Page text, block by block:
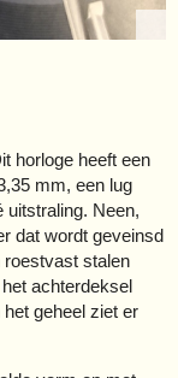
horloge heeft een
mm, een lug
uitstraling. Neen,
dat wordt geveinsd
roestvast stalen
achterdeksel
geheel ziet er